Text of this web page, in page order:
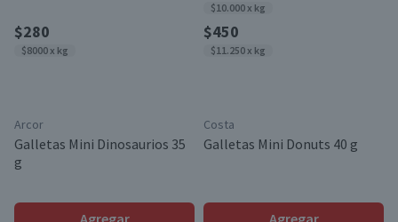
$280
$8000 x kg
Arcor
Galletas Mini Dinosaurios 35
g
Agregar
$10.000 x kg
$450
$11.250 x kg
Costa
Galletas Mini Donuts 40 g
Agregar